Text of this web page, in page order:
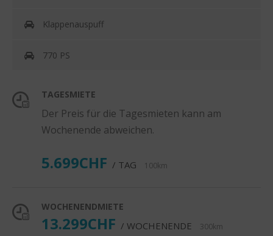
Klappenauspuff
770 PS
TAGESMIETE
Der Preis für die Tagesmieten kann am
Wochenende abweichen.
5.699CHF / TAG 100km
WOCHENENDMIETE
13.299CHF / WOCHENENDE 300km